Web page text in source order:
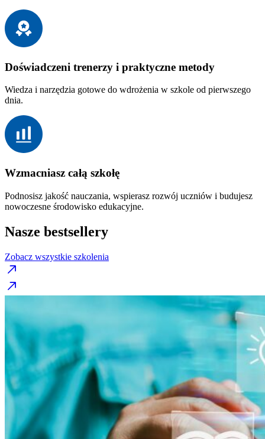
Doświadczeni trenerzy i praktyczne metody
Wiedza i narzędzia gotowe do wdrożenia w szkole od pierwszego
dnia.
Wzmacniasz całą szkołę
Podnosisz jakość nauczania, wspierasz rozwój uczniów i budujesz
nowoczesne środowisko edukacyjne.
Nasze bestsellery
Zobacz wszystkie szkolenia